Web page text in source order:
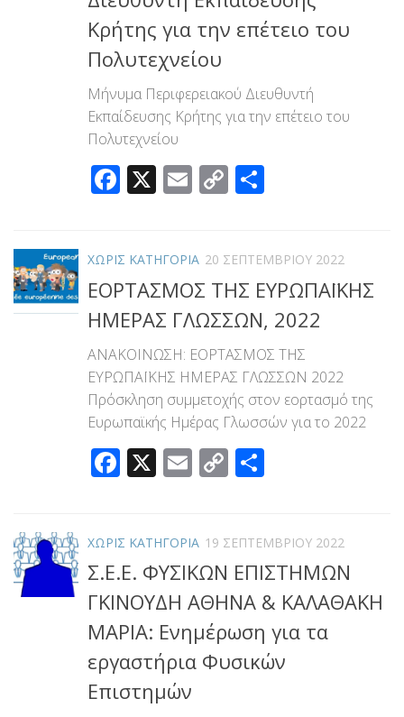
Κρήτης για την επέτειο του
Πολυτεχνείου
Μήνυμα Περιφερειακού Διευθυντή
Εκπαίδευσης Κρήτης για την επέτειο του
Πολυτεχνείου
Facebook
X Email
Copy
ΧΩΡΊΣ ΚΑΤΗΓΟΡΊΑ 20 ΣΕΠΤΕΜΒΡΊΟΥ 2022
ΕΟΡΤΑΣΜΟΣ ΤΗΣ ΕΥΡΩΠΑΪΚΗΣ
ΗΜΕΡΑΣ ΓΛΩΣΣΩΝ, 2022
ΑΝΑΚΟΙΝΩΣΗ: ΕΟΡΤΑΣΜΟΣ ΤΗΣ
ΕΥΡΩΠΑΪΚΗΣ ΗΜΕΡΑΣ ΓΛΩΣΣΩΝ 2022
Πρόσκληση συμμετοχής στον εορτασμό της
Ευρωπαϊκής Ημέρας Γλωσσών για το 2022
Facebook
X Email
Copy
ΧΩΡΊΣ ΚΑΤΗΓΟΡΊΑ 19 ΣΕΠΤΕΜΒΡΊΟΥ 2022
Σ.Ε.Ε. ΦΥΣΙΚΩΝ ΕΠΙΣΤΗΜΩΝ
ΓΚΙΝΟΥΔΗ ΑΘΗΝΑ & ΚΑΛΑΘΑΚΗ
ΜΑΡΙΑ: Ενημέρωση για τα
εργαστήρια Φυσικών
Επιστημών